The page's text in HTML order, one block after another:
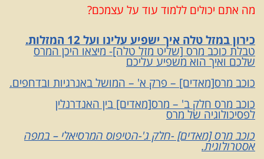
מה אתם יכולים ללמוד עוד על עצמכם?
כירון במזל טלה איך ישפיע עלינו ועל 12 המזלות.
טבלת כוכב מרס [שליט מזל טלה]- מיצאו היכן המרס
שלכם ואיך הוא משפיע עליכם
כוכב מרס[מאדים] – פרק א' – המושל באנרגיות ובדחפים.
כוכב מרס חלק ב' – מרס[מאדים] בין האנדרנלין
לפסיכולוגיה של מרס
כוכב מרס [מאדים] -חלק ג'-הטיפוס המרסיאלי – במפה
אסטרולוגית.